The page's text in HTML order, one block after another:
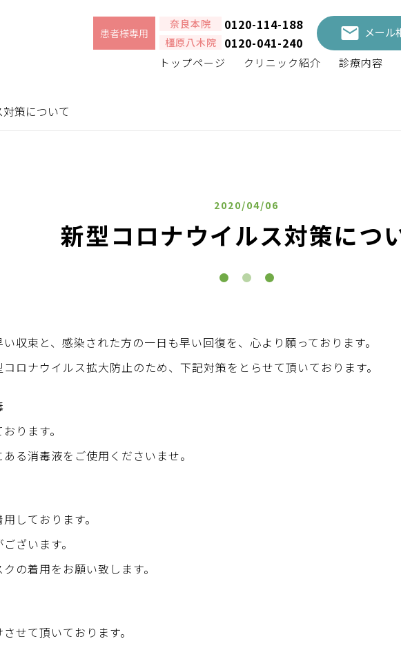
患者様専用
奈良本院 0120-114-188
橿原八木院 0120-041-240
メール
トップページ クリニック紹介 診療内容
策について
2020/04/06
新型コロナウイルス対策につ
収束と、感染された方の一日も早い回復を、心より願っております。
ロナウイルス拡大防止のため、下記対策をとらせて頂いております。
ります。
る消毒液をご使用くださいませ。
しております。
ざいます。
の着用をお願い致します。
せて頂いております。